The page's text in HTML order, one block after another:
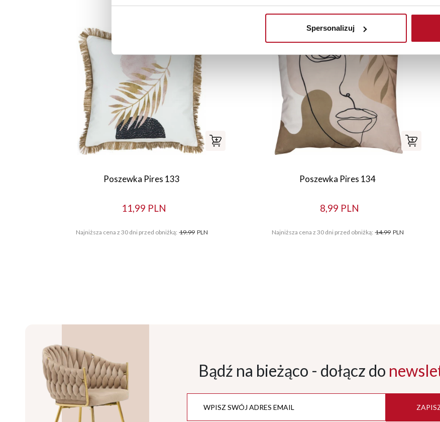
Spersonalizuj
Poszewka Pires 133
11,99 PLN
Najniższa cena z 30 dni przed obniżką: 19.99 PLN
Poszewka Pires 134
8,99 PLN
Najniższa cena z 30 dni przed obniżką: 14.99 PLN
Bądź na bieżąco - dołącz do